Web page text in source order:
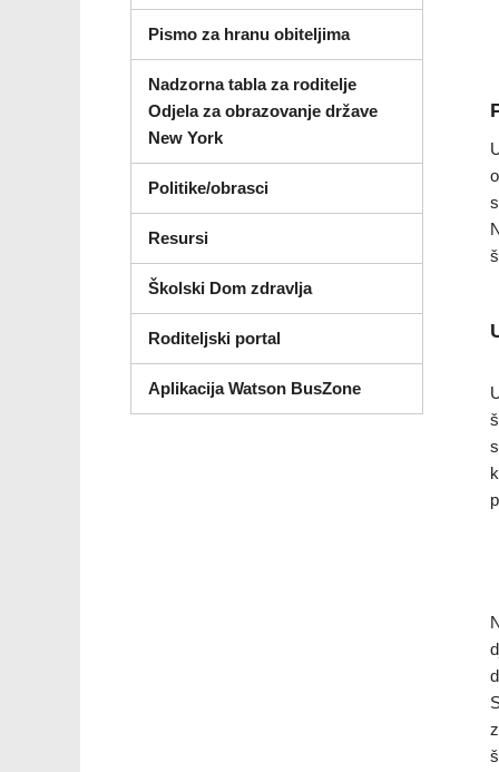
Pismo za hranu obiteljima
Nadzorna tabla za roditelje
Odjela za obrazovanje države
New York(otvara se u novom prozoru)
Politike/obrasci
Resursi
Školski Dom zdravlja
Roditeljski portal
Aplikacija Watson BusZone